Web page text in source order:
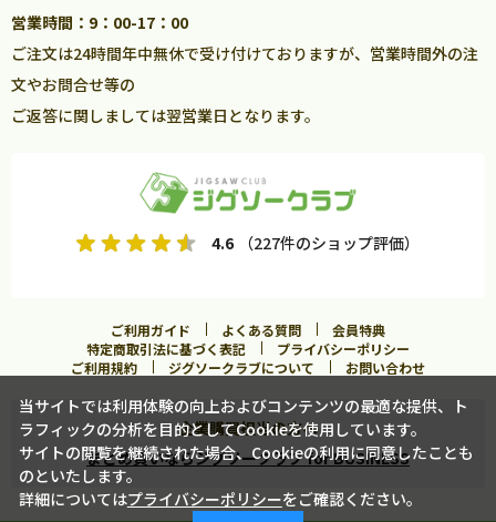
営業時間：9：00-17：00
ご注文は24時間年中無休で受け付けておりますが、営業時間外の注
文やお問合せ等の
ご返答に関しましては翌営業日となります。
4.6 （227件のショップ評価）
ご利用ガイド よくある質問
会員特典
特定商取引法に基づく表記
プライバシーポリシー
ご利用規約
ジグソークラブについて お問い合わせ
企業購買担当の方へ
まとめ買いならジグソークラブ for BUSINESS
当サイトでは利用体験の向上およびコンテンツの最適な提供、ト
ラフィックの分析を目的としてCookieを使用しています。
サイトの閲覧を継続された場合、Cookieの利用に同意したことも
のといたします。
詳細についてはプライバシーポリシーをご確認ください。